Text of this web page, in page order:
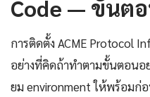
Code — ขั้นต
การติดตั้ง ACME Protocol
อย่างที่คิดถ้าทำตามขั้นตอนอ
ยม environment ให้พร้อมก่